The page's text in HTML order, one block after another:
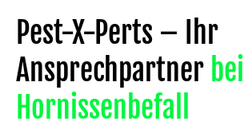
Pest-X-Perts – Ihr
Ansprechpartnerbei
Hornissenbefall